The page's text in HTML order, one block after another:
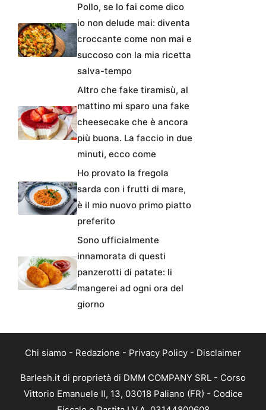
Pollo, se lo fai come dico
io non delude mai: diventa
croccante come non mai e
succoso con la mia ricetta
salva-tempo
Altro che fake tiramisù, al
mattino mi sparo una fake
cheesecake che è ancora
più buona. La faccio in due
minuti, ecco come
Ho provato la fregola
sarda con i frutti di mare,
è il mio nuovo primo piatto
preferito
Sono ufficialmente
innamorata di questi
panzerotti di patate: li
mangerei ad ogni ora del
giorno
Chi siamo - Redazione - Privacy Policy - Disclaimer
Barlesh.it di proprietà di DMM COMPANY SRL - Corso
Vittorio Emanuele II, 13, 03018 Paliano (FR) - Codice